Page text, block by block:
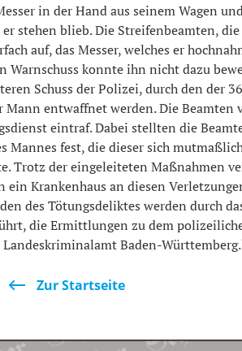
in der Hand aus seinem Wagen
stehen blieb. Die Streifenbeamten,
auf, das Messer, welches er
Warnschuss konnte ihn nicht dazu
Schuss der Polizei, durch den der
entwaffnet werden. Die Beamten
eintraf. Dabei stellten die
Mannes fest, die dieser sich
Trotz der eingeleiteten Maßnahmen
Krankenhaus an diesen
des Tötungsdeliktes werden durch
die Ermittlungen zu dem
Landeskriminalamt Baden-
Zur Startseite